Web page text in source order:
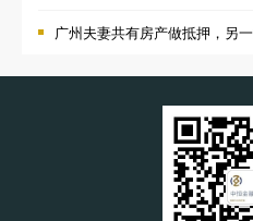
广州夫妻共有房产做抵押，另